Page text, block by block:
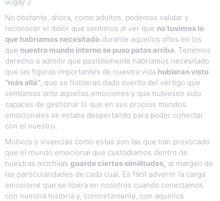
No obstante, ahora, como adultos, podemos validar y
reconocer el dolor que sentimos al ver que no tuvimos lo
que habríamos necesitado durante aquellos años en los
que nuestro mundo interno se puso patas arriba. Tenemos
derecho a admitir que posiblemente habríamos necesitado
que las figuras importantes de nuestra vida hubieran visto
“más allá”, que se hubieran dado cuenta del vértigo que
sentíamos ante aquellas emociones y que hubiesen sido
capaces de gestionar lo que en sus propios mundos
emocionales se estaba despertando para poder conectar
con el nuestro.
Motivos y vivencias como estas son las que han provocado
que el mundo emocional que custodiamos dentro de
nuestras mochilas guarde ciertas similitudes, al margen de
las particularidades de cada cual. Es fácil advertir la carga
emocional que se libera en nosotros cuando conectamos
con nuestra historia y, concretamente, con aquellos